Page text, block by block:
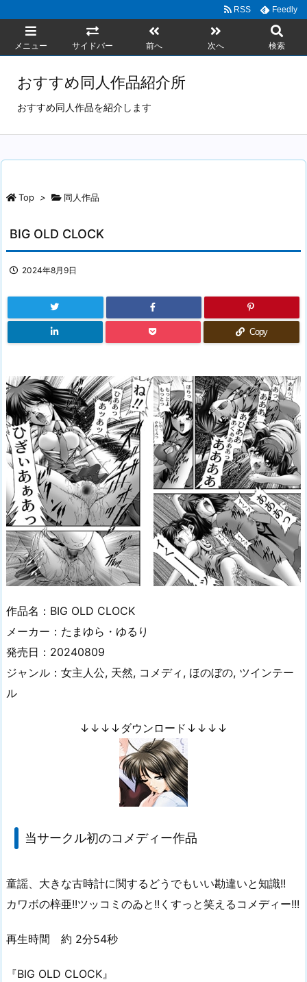
メニュー サイドバー 前へ 次へ 検索
RSS Feedly
おすすめ同人作品紹介所
おすすめ同人作品を紹介します
Top > 同人作品
BIG OLD CLOCK
2024年8月9日
Copy
作品名：BIG OLD CLOCK
メーカー：たまゆら・ゆるり
発売日：20240809
ジャンル：女主人公, 天然, コメディ, ほのぼの, ツインテー
ル
↓↓↓↓ダウンロード↓↓↓↓
当サークル初のコメディー作品
童謡、大きな古時計に関するどうでもいい勘違いと知識!!
カワボの梓亜!!ツッコミのゐと!!くすっと笑えるコメディー!!!
再生時間 約 2分54秒
『BIG OLD CLOCK』